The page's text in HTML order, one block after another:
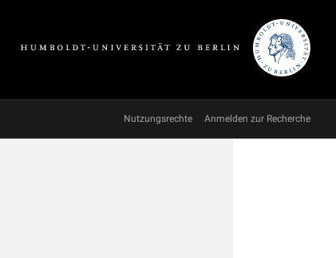
Nutzungsrechte Anmelden zur Recherche